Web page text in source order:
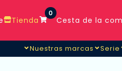
Tienda
0
Cesta de la
Nuestras marcas Serie